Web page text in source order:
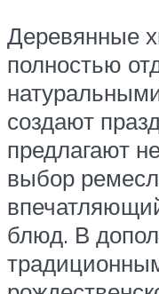
Деревянные
полностью
создают
предлагают
выбор
блюд. В